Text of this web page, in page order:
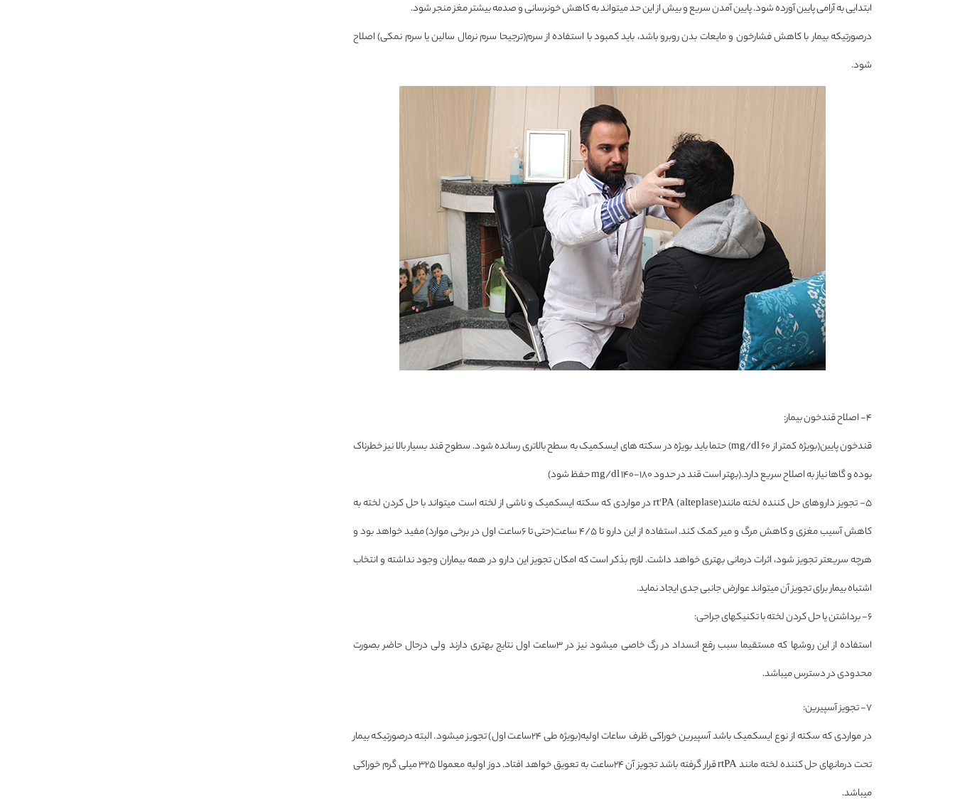
ابتدایی به آرامی پایین آورده شود. پایین آمدن سریع و بیش از این حد میتواند به کاهش خونرسانی و صدمه بیشتر مغز منجر شود.
درصورتیکه بیمار با کاهش فشارخون و مایعات بدن روبرو باشد، باید کمبود با استفاده از سرم(ترجیحا سرم نرمال سالین یا سرم نمکی) اصلاح
شود.
۴- اصلاح قندخون بیمار:
قندخون پایین(بویژه کمتر از ۶۰ mg/dl) حتما باید بویژه در سکته های ایسکمیک به سطح بالاتری رسانده شود. سطوح قند بسیار بالا نیز خطرناک
بوده و گاها نیاز به اصلاح سریع دارد.(بهتر است قند در حدود ۱۸۰-۱۴۰ mg/dl حفظ شود)
۵- تجویز داروهای حل کننده لخته مانند(alteplase) rt'PA در مواردی که سکته ایسکمیک و ناشی از لخته است میتواند با حل کردن لخته به
کاهش آسیب مغزی و کاهش مرگ و میر کمک کند. استفاده از این دارو تا ۴/۵ ساعت(حتی تا ۶ساعت اول در برخی موارد) مفید خواهد بود و
هرچه سریعتر تجویز شود، اثرات درمانی بهتری خواهد داشت. لازم بذکر است که امکان تجویز این دارو در همه بیماران وجود نداشته و انتخاب
اشتباه بیمار برای تجویز آن میتواند عوارض جانبی جدی ایجاد نماید.
۶- برداشتن یا حل کردن لخته با تکنیکهای جراحی:
استفاده از این روشها که مستقیما سبب رفع انسداد در رگ خاصی میشود نیز در ۳ساعت اول نتایج بهتری دارند ولی درحال حاضر بصورت
محدودی در دسترس میباشد.
۷- تجویز آسپیرین:
در مواردی که سکته از نوع ایسکمیک باشد آسپیرین خوراکی ظرف ساعات اولیه(بویژه طی ۲۴ساعت اول) تجویز میشود. البته درصورتیکه بیمار
تحت درمانهای حل کننده لخته مانند rtPA قرار گرفته باشد تجویز آن ۲۴ساعت به تعویق خواهد افتاد. دوز اولیه معمولا ۳۲۵ میلی گرم خوراکی
میباشد.